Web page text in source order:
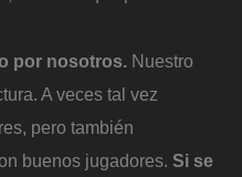
por nosotros. Nuestro
A veces tal vez
pero también
buenos jugadores. Si se